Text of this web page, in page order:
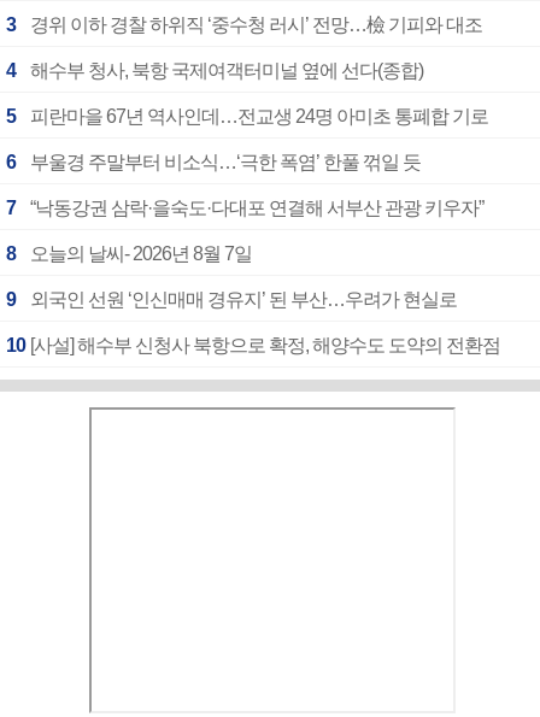
3 경위 이하 경찰 하위직 ‘중수청 러시’ 전망…檢 기피와 대조
4 해수부 청사, 북항 국제여객터미널 옆에 선다(종합)
5 피란마을 67년 역사인데…전교생 24명 아미초 통폐합 기로
6 부울경 주말부터 비소식…‘극한 폭염’ 한풀 꺾일 듯
7 “낙동강권 삼락·을숙도·다대포 연결해 서부산 관광 키우자”
8 오늘의 날씨- 2026년 8월 7일
9 외국인 선원 ‘인신매매 경유지’ 된 부산…우려가 현실로
10 [사설] 해수부 신청사 북항으로 확정, 해양수도 도약의 전환점